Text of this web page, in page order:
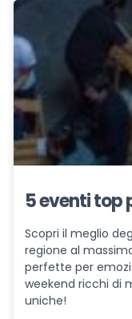
5 eventi top
Scopri il meglio
regione al
perfette per
weekend ricchi di
uniche!